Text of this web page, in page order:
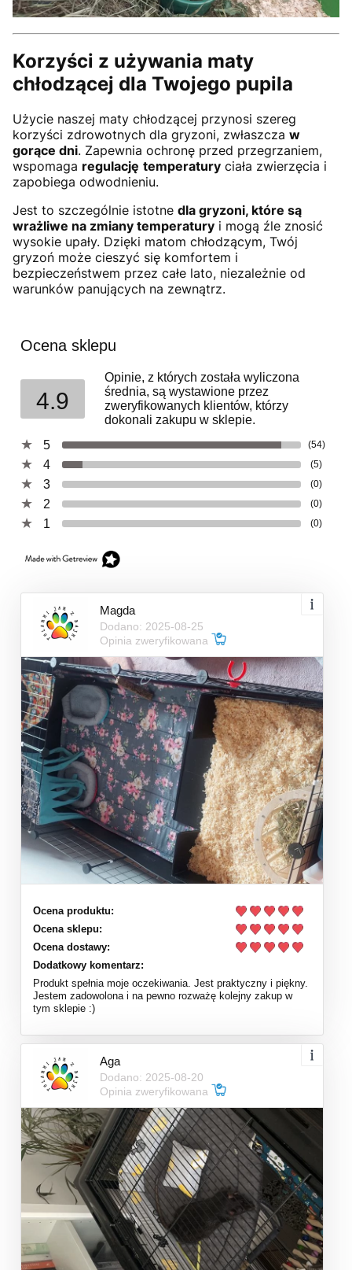
Korzyści z używania maty
chłodzącej dla Twojego pupila
Użycie naszej maty chłodzącej przynosi szereg
korzyści zdrowotnych dla gryzoni, zwłaszcza w
gorące dni. Zapewnia ochronę przed przegrzaniem,
wspomaga regulację temperatury ciała zwierzęcia i
zapobiega odwodnieniu.
Jest to szczególnie istotne dla gryzoni, które są
wrażliwe na zmiany temperatury i mogą źle znosić
wysokie upały. Dzięki matom chłodzącym, Twój
gryzoń może cieszyć się komfortem i
bezpieczeństwem przez całe lato, niezależnie od
warunków panujących na zewnątrz.
Ocena sklepu
4.9
Opinie, z których została wyliczona
średnia, są wystawione przez
zweryfikowanych klientów, którzy
dokonali zakupu w sklepie.
5
(54)
4 (5)
3 (0)
2 (0)
1 (0)
Magda
Dodano: 2025-08-25
Opinia zweryfikowana
Ocena produktu:
Ocena sklepu:
Ocena dostawy:
Dodatkowy komentarz:
Produkt spełnia moje oczekiwania. Jest praktyczny i piękny.
Jestem zadowolona i na pewno rozważę kolejny zakup w
tym sklepie :)
Aga
Dodano: 2025-08-20
Opinia zweryfikowana